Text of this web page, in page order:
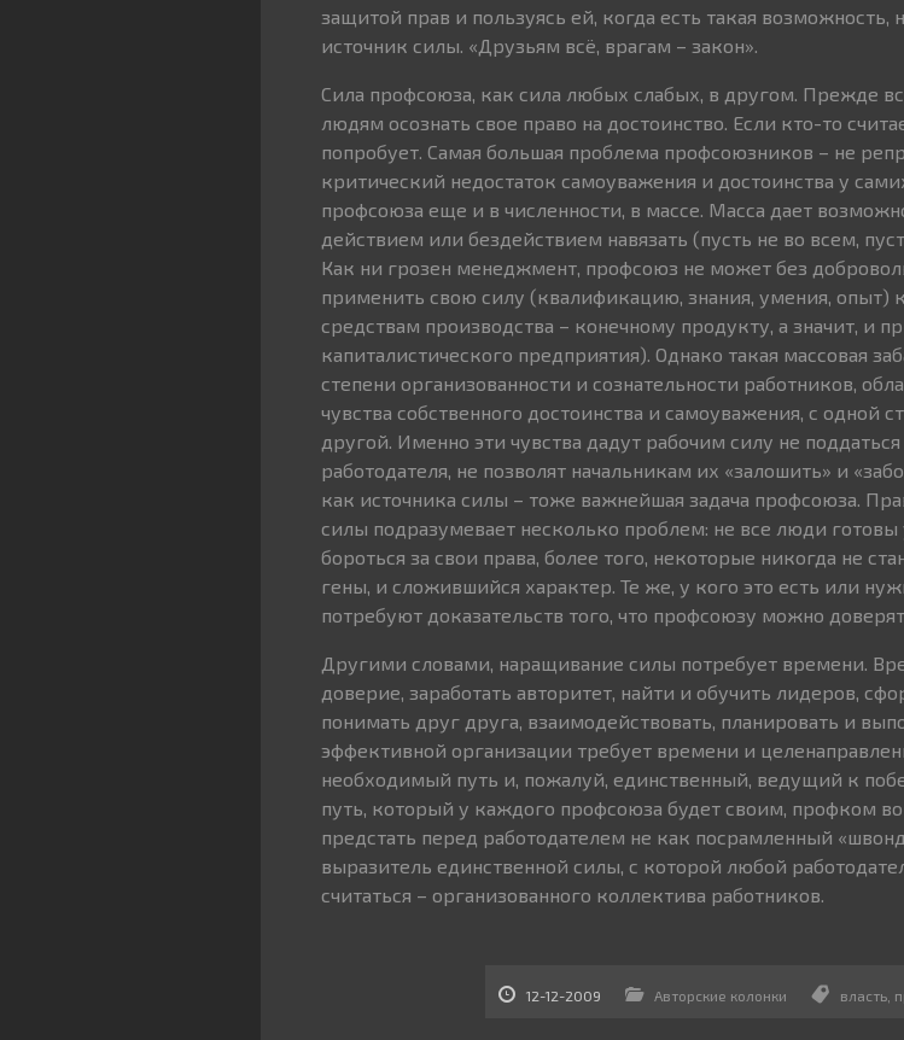
защитой прав и пользуясь ей, когда есть такая возможность,
источник силы. «Друзьям всё, врагам – закон».
Сила профсоюза, как сила любых слабых, в другом. Прежде
людям осознать свое право на достоинство. Если кто-то
попробует. Самая большая проблема профсоюзников – не
критический недостаток самоуважения и достоинства у
профсоюза еще и в численности, в массе. Масса дает
действием или бездействием навязать (пусть не во всем,
Как ни грозен менеджмент, профсоюз не может без
применить свою силу (квалификацию, знания, умения, опыт)
средствам производства – конечному продукту, а значит, и
капиталистического предприятия). Однако такая массовая
степени организованности и сознательности работников,
чувства собственного достоинства и самоуважения, с одной
другой. Именно эти чувства дадут рабочим силу не
работодателя, не позволят начальникам их «залошить» и
как источника силы – тоже важнейшая задача профсоюза.
силы подразумевает несколько проблем: не все люди готовы
бороться за свои права, более того, некоторые никогда не
гены, и сложившийся характер. Те же, у кого это есть или
потребуют доказательств того, что профсоюзу можно
Другими словами, наращивание силы потребует времени.
доверие, заработать авторитет, найти и обучить лидеров,
понимать друг друга, взаимодействовать, планировать и
эффективной организации требует времени и
необходимый путь и, пожалуй, единственный, ведущий к
путь, который у каждого профсоюза будет своим, профком
предстать перед работодателем не как посрамленный
выразитель единственной силы, с которой любой
считаться – организованного коллектива работников.
12-12-2009 Авторские колонки власть,